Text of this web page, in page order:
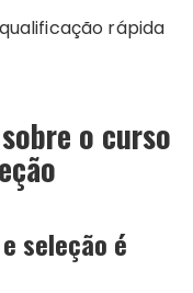
qualificação rápida
o curso
seleção é